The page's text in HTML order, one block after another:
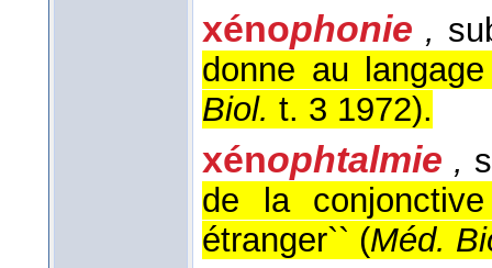
xénophonie ,
donne au
Biol. t. 3 1972).
xénophtalmie ,
de la
étranger`` (Méd.